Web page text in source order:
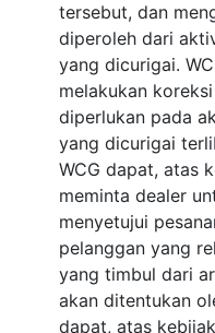
tersebut, dan
diperoleh dari
yang dicurigai.
melakukan
diperlukan pada
yang dicurigai
WCG dapat, atas
meminta dealer
menyetujui
pelanggan yang
yang timbul dari
akan ditentukan
dapat, atas